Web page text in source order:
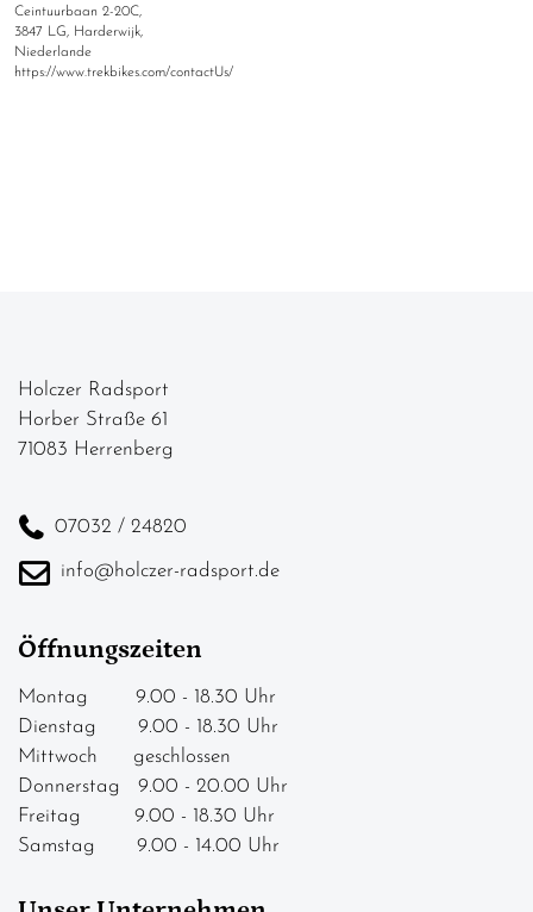
Ceintuurbaan 2-20C,
3847 LG, Harderwijk,
Niederlande
https://www.trekbikes.com/contactUs/
Holczer Radsport
Horber Straße 61
71083 Herrenberg
07032 / 24820
info@holczer-radsport.de
Öffnungszeiten
Montag 9.00 - 18.30 Uhr
Dienstag 9.00 - 18.30 Uhr
Mittwoch geschlossen
Donnerstag 9.00 - 20.00 Uhr
Freitag 9.00 - 18.30 Uhr
Samstag 9.00 - 14.00 Uhr